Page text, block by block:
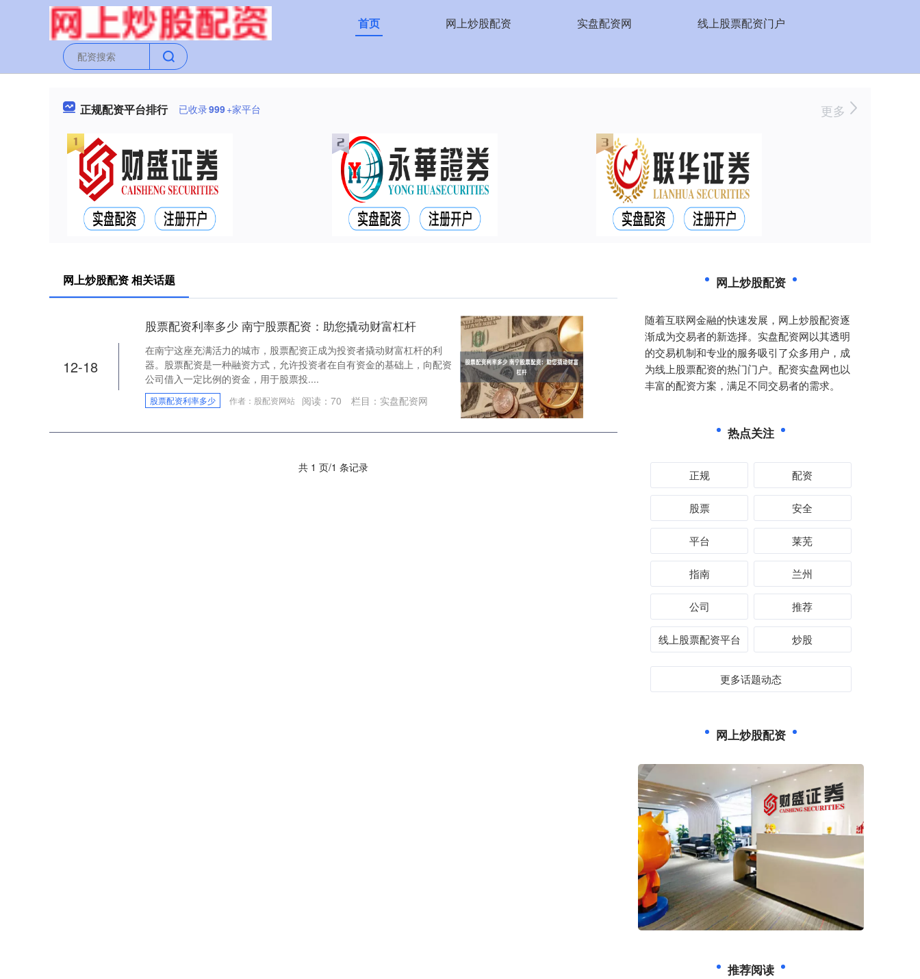
首页 网上炒股配资 实盘配资网 线上股票配资门户
正规配资平台排行 已收录999+家平台 更多
网上炒股配资 相关话题
12-18
股票配资利率多少 南宁股票配资：助您撬动财富杠杆
在南宁这座充满活力的城市，股票配资正成为投资者撬动财富杠杆的利
器。股票配资是一种融资方式，允许投资者在自有资金的基础上，向配资
公司借入一定比例的资金，用于股票投....
股票配资利率多少 作者：股配资网站 阅读： 70 栏目： 实盘配资网
共 1 页/1 条记录
网上炒股配资
随着互联网金融的快速发展，网上炒股配资逐
渐成为交易者的新选择。实盘配资网以其透明
的交易机制和专业的服务吸引了众多用户，成
为线上股票配资的热门门户。配资实盘网也以
丰富的配资方案，满足不同交易者的需求。
热点关注
正规 配资
股票 安全
平台 莱芜
指南 兰州
公司 推荐
线上股票配资平台 炒股
更多话题动态
网上炒股配资
推荐阅读